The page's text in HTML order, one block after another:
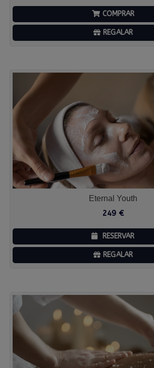
COMPRAR
REGALAR
Eternal Youth
249 €
RESERVAR
REGALAR